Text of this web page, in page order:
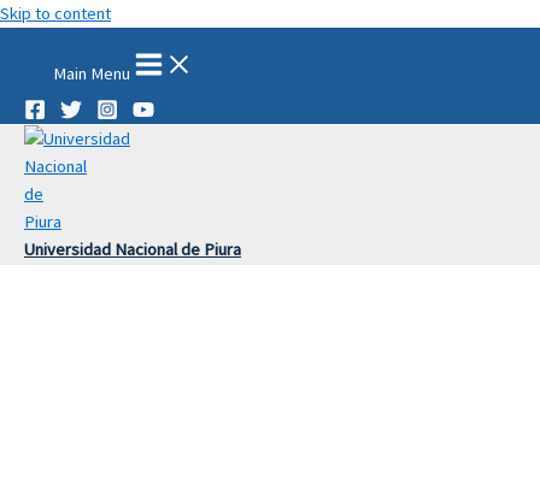
Skip to content
Main Menu
Universidad Nacional de Piura